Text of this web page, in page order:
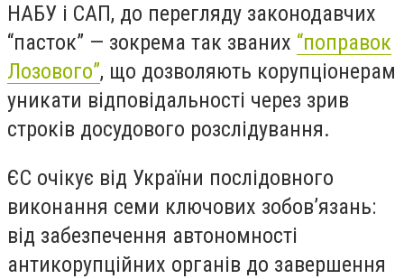
НАБУ і САП, до перегляду законодавчих
“пасток” — зокрема так званих “поправок
Лозового”, що дозволяють корупціонерам
уникати відповідальності через зрив
строків досудового розслідування.
ЄС очікує від України послідовного
виконання семи ключових зобов’язань:
від забезпечення автономності
антикорупційних органів до завершення